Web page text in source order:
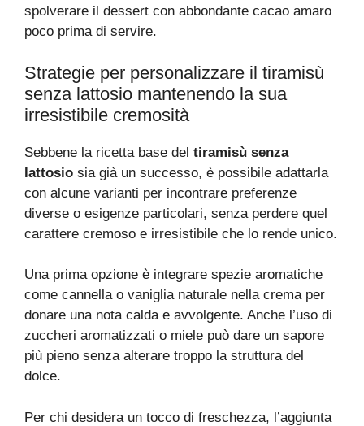
spolverare il dessert con abbondante cacao amaro
poco prima di servire.
Strategie per personalizzare il tiramisù
senza lattosio mantenendo la sua
irresistibile cremosità
Sebbene la ricetta base del tiramisù senza
lattosio sia già un successo, è possibile adattarla
con alcune varianti per incontrare preferenze
diverse o esigenze particolari, senza perdere quel
carattere cremoso e irresistibile che lo rende unico.
Una prima opzione è integrare spezie aromatiche
come cannella o vaniglia naturale nella crema per
donare una nota calda e avvolgente. Anche l’uso di
zuccheri aromatizzati o miele può dare un sapore
più pieno senza alterare troppo la struttura del
dolce.
Per chi desidera un tocco di freschezza, l’aggiunta